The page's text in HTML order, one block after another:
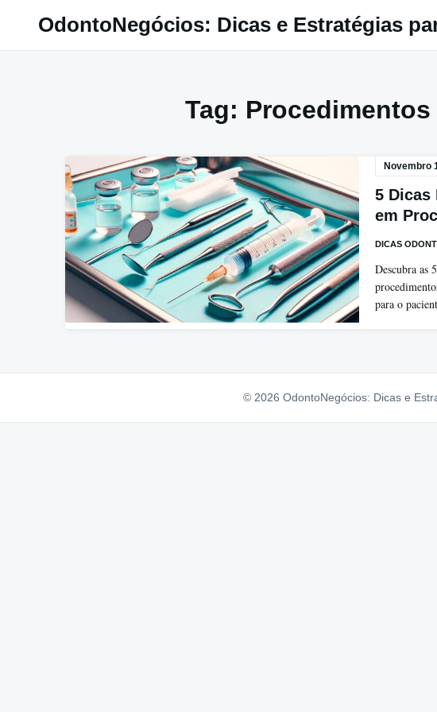
OdontoNegócios: Dicas e Estratégias
Tag:
Novembro
5 Dicas
em
DICAS
Descubra as
para o
© 2026 OdontoNegócios: Dicas e